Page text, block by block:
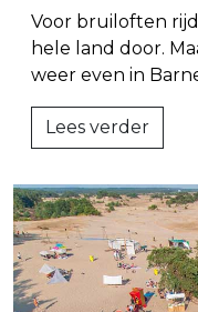
Voor bruiloften
hele land door.
weer even in
Lees verder